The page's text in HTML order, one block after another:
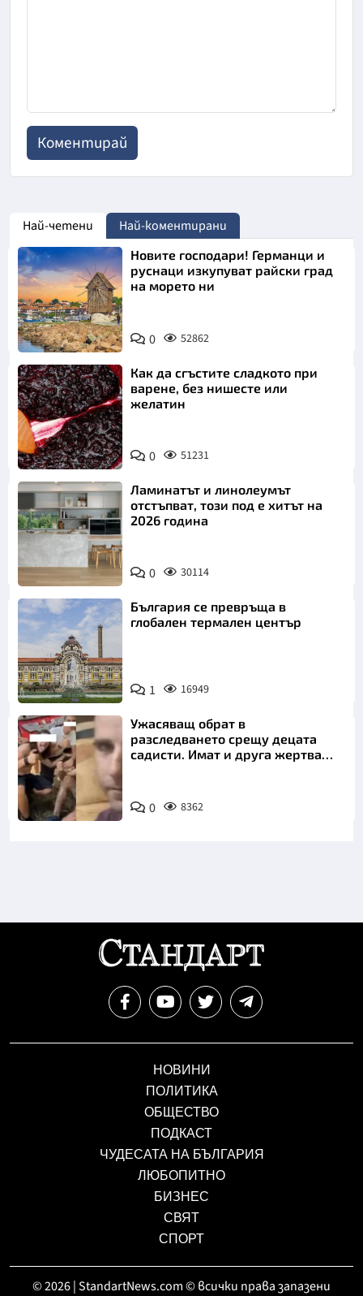
Най-четени Най-коментирани
Новите господари! Германци и
руснаци изкупуват райски град
на морето ни
0 52862
Как да сгъстите сладкото при
варене, без нишесте или
желатин
0 51231
Ламинатът и линолеумът
отстъпват, този под е хитът на
2026 година
0 30114
България се превръща в
глобален термален център
1 16949
Ужасяващ обрат в
разследването срещу децата
садисти. Имат и друга жертва
0 8362
НОВИНИ
ПОЛИТИКА
ОБЩЕСТВО
ПОДКАСТ
ЧУДЕСАТА НА БЪЛГАРИЯ
ЛЮБОПИТНО
БИЗНЕС
СВЯТ
СПОРТ
© 2026 | StandartNews.com © всички права запазени